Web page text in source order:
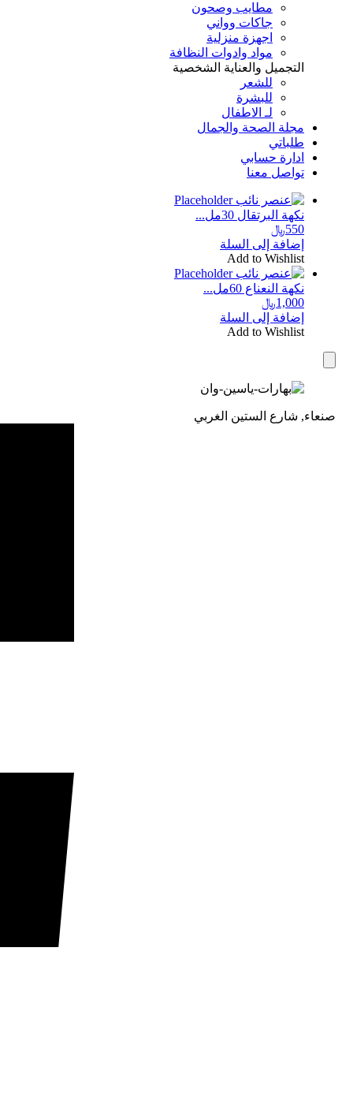
مطايب وصحون
جاكات وواني
اجهزة منزلية
مواد وادوات النظافة
التجميل والعناية الشخصية
للشعر
للبشرة
لـ الاطفال
مجلة الصحة والجمال
طلباتي
ادارة حسابي
تواصل معنا
نكهة البرتقال 30مل...
550﷼
إضافة إلى السلة
Add to Wishlist
نكهة النعناع 60مل...
1,000﷼
إضافة إلى السلة
Add to Wishlist
صنعاء, شارع الستين الغربي